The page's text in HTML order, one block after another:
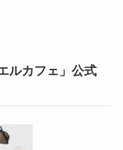
ルカフェ」公式